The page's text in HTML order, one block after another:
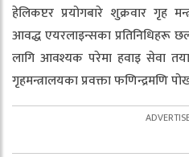
हेलिकप्टर प्रयोगबारे शुक्रवार गृह
आवद्ध एयरलाइन्सका प्रतिनिधिहरू
लागि आवश्यक परेमा हवाइ सेवा
गृहमन्त्रालयका प्रवक्ता फणिन्द्रमणि